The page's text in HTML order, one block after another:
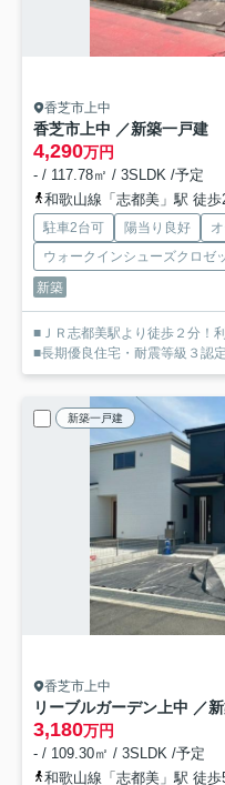
香芝市上中
香芝市上中 ／新築一戸建
4,290万円
- / 117.78㎡ / 3SLDK /予定
和歌山線「志都美」駅 徒歩
駐車2台可 陽当り良好
ウォークインシューズクロゼ
新築
■ＪＲ志都美駅より徒歩２分！
■長期優良住宅・耐震等級３認
新築一戸建
香芝市上中
リーブルガーデン上中 ／
3,180万円
- / 109.30㎡ / 3SLDK /予定
和歌山線「志都美」駅 徒歩